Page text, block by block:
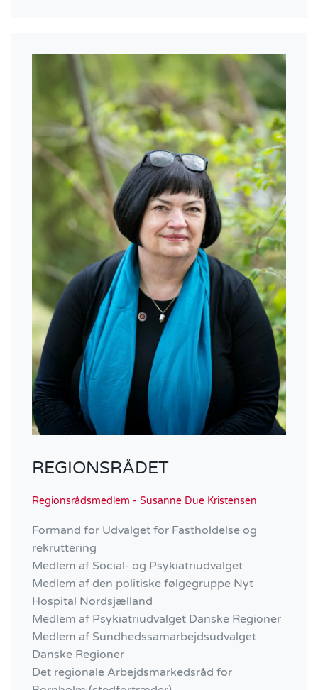
REGIONSRÅDET
Regionsrådsmedlem - Susanne Due Kristensen
Formand for Udvalget for Fastholdelse og
rekruttering
Medlem af Social- og Psykiatriudvalget
Medlem af den politiske følgegruppe Nyt
Hospital Nordsjælland
Medlem af Psykiatriudvalget Danske Regioner
Medlem af Sundhedssamarbejdsudvalget
Danske Regioner
Det regionale Arbejdsmarkedsråd for